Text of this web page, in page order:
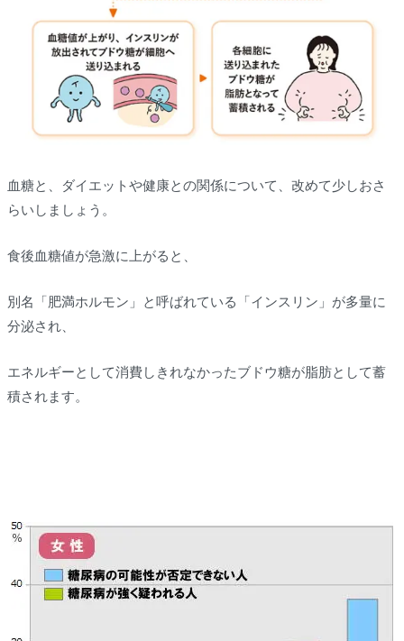
血糖と、ダイエットや健康との関係について、改めて少しおさ
らいしましょう。
食後血糖値が急激に上がると、
別名「肥満ホルモン」と呼ばれている「インスリン」が多量に
分泌され、
エネルギーとして消費しきれなかったブドウ糖が脂肪として蓄
積されます。